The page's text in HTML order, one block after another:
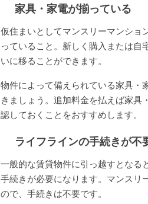
家具・家電が揃っている
仮住まいとしてマンスリーマンショ
っていること。新しく購入または自
いに移ることができます。
物件によって備えられている家具・
きましょう。追加料金を払えば家具
認しておくことをおすすめします。
ライフラインの手続きが不
一般的な賃貸物件に引っ越すとなる
手続きが必要になります。マンスリ
ので、手続きは不要です。